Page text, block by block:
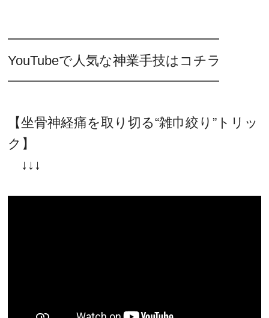
━━━━━━━━━━━━━━━━
YouTubeで人気な神業手技はコチラ
━━━━━━━━━━━━━━━━
【坐骨神経痛を取り切る“雑巾絞り”トリッ
ク】
↓↓↓